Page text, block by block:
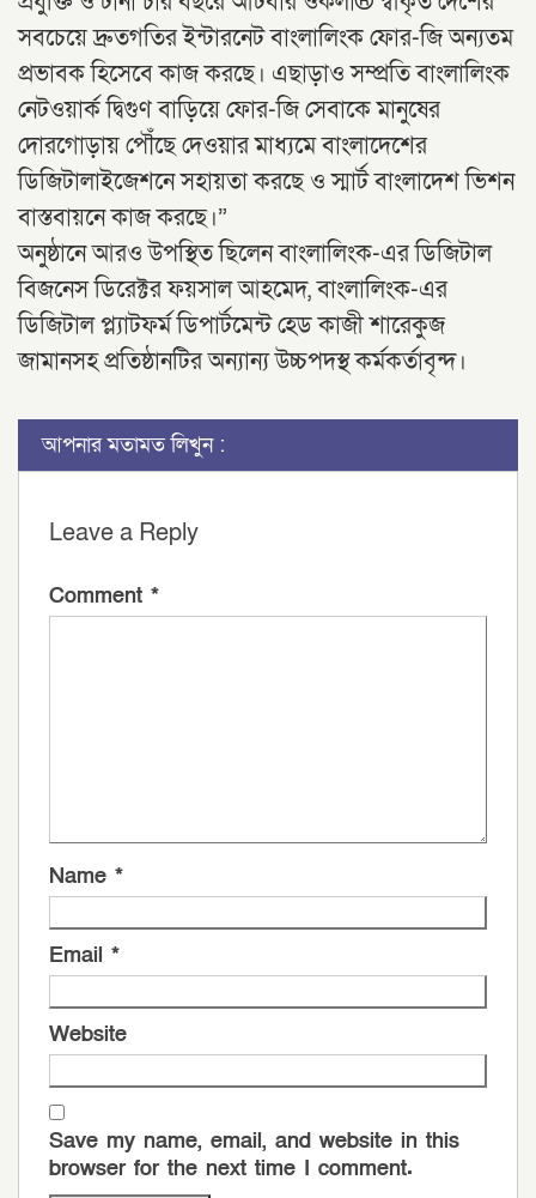
সবচেয়ে দ্রুতগতির ইন্টারনেট বাংলালিংক ফোর-জি অন্যতম
প্রভাবক হিসেবে কাজ করছে। এছাড়াও সম্প্রতি বাংলালিংক
নেটওয়ার্ক দ্বিগুণ বাড়িয়ে ফোর-জি সেবাকে মানুষের
দোরগোড়ায় পৌঁছে দেওয়ার মাধ্যমে বাংলাদেশের
ডিজিটালাইজেশনে সহায়তা করছে ও স্মার্ট বাংলাদেশ ভিশন
বাস্তবায়নে কাজ করছে।”
অনুষ্ঠানে আরও উপস্থিত ছিলেন বাংলালিংক-এর ডিজিটাল
বিজনেস ডিরেক্টর ফয়সাল আহমেদ, বাংলালিংক-এর
ডিজিটাল প্ল্যাটফর্ম ডিপার্টমেন্ট হেড কাজী শারেকুজ
জামানসহ প্রতিষ্ঠানটির অন্যান্য উচ্চপদস্থ কর্মকর্তাবৃন্দ।
আপনার মতামত লিখুন :
Leave a Reply
Comment *
Name *
Email *
Website
Save my name, email, and website in this
browser for the next time I comment.